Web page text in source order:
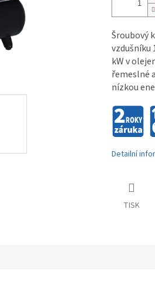
Šroubový
vzdušníku
kW v
řemeslné
nízkou
Detailní
TISK